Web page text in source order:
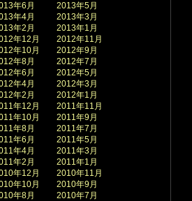
年6月
2013年5月
年4月
2013年3月
年2月
2013年1月
年12月
2012年11月
年10月
2012年9月
年8月
2012年7月
年6月
2012年5月
年4月
2012年3月
年2月
2012年1月
年12月
2011年11月
年10月
2011年9月
年8月
2011年7月
年6月
2011年5月
年4月
2011年3月
年2月
2011年1月
年12月
2010年11月
年10月
2010年9月
年8月
2010年7月